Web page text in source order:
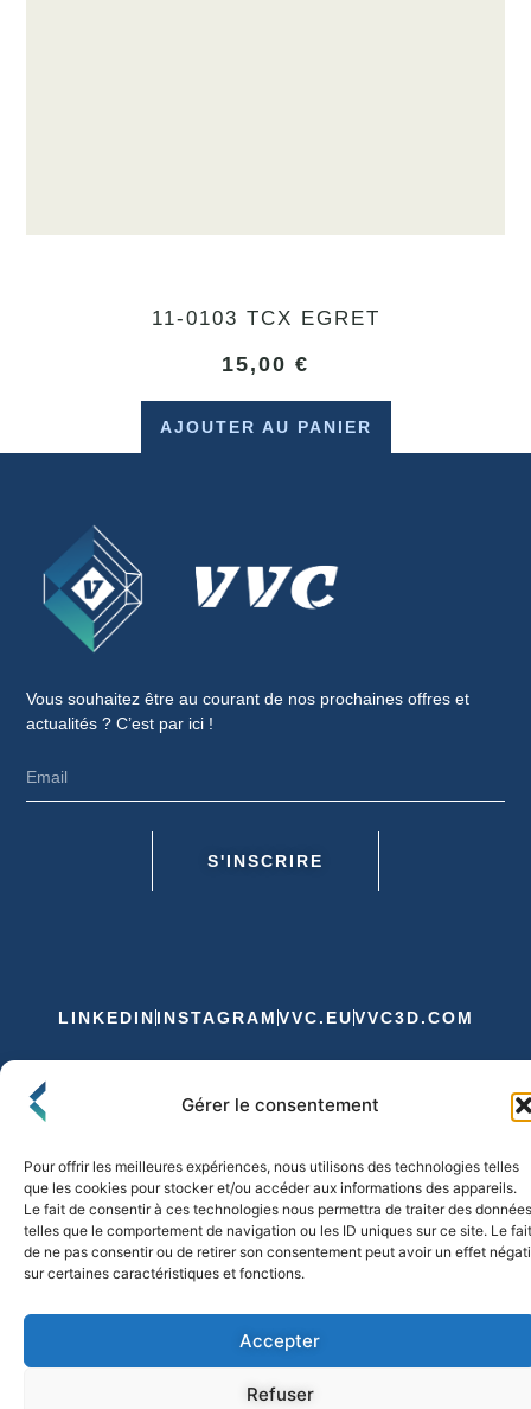
Gérer le consentement
Pour offrir les meilleures expériences, nous utilisons des technologies telles
que les cookies pour stocker et/ou accéder aux informations des appareils.
Le fait de consentir à ces technologies nous permettra de traiter des données
telles que le comportement de navigation ou les ID uniques sur ce site. Le fait
de ne pas consentir ou de retirer son consentement peut avoir un effet
sur certaines caractéristiques et fonctions.
Accepter
Refuser
11-0103 TCX EGRET
15,00 €
AJOUTER AU PANIER
Vous souhaitez être au courant de nos prochaines offres et
actualités ? C’est par ici !
S'INSCRIRE
LINKEDIN INSTAGRAM VVC.EUVVC3D.COM
Politique de Confidentialité et de CookiesExpédition et Livraison
© 2026 FLO & CO. All Rights Reserved